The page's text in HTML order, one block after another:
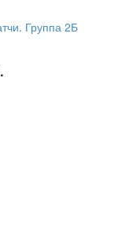
Группа 2Б
.